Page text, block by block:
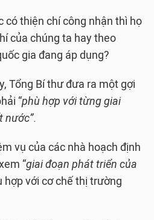
có thiện chí công nhận thì họ
của chúng ta hay theo
gia đang áp dụng?
Tổng Bí thư đưa ra một gợi
“phù hợp với từng giai
nước”.
vụ của các nhà hoạch định
“giai đoạn phát triển của
hợp với cơ chế thị trường